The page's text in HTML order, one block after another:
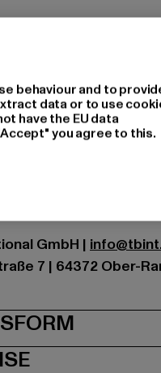
GmbH |
7 | 64372 Ober-
PASSFORM
behaviour and to
data or to use
have the EU data
you agree to this.